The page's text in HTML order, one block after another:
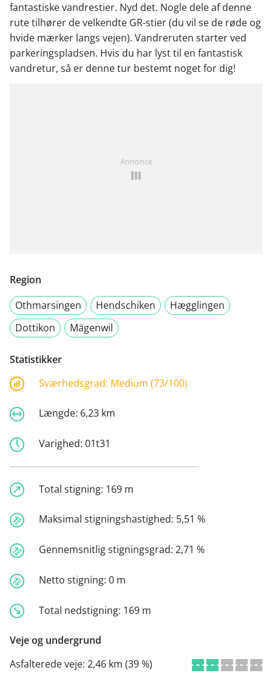
fantastiske vandrestier. Nyd det. Nogle dele af denne
rute tilhører de velkendte GR-stier (du vil se de røde og
hvide mærker langs vejen). Vandreruten starter ved
parkeringspladsen. Hvis du har lyst til en fantastisk
vandretur, så er denne tur bestemt noget for dig!
Annonce
Region
Othmarsingen
Hendschiken
Hægglingen
Dottikon
Mägenwil
Statistikker
Sværhedsgrad: Medium (73/100)
Længde: 6,23 km
Varighed: 01t31
Total stigning: 169 m
Maksimal stigningshastighed: 5,51 %
Gennemsnitlig stigningsgrad: 2,71 %
Netto stigning: 0 m
Total nedstigning: 169 m
Veje og undergrund
Asfalterede veje: 2,46 km (39 %)